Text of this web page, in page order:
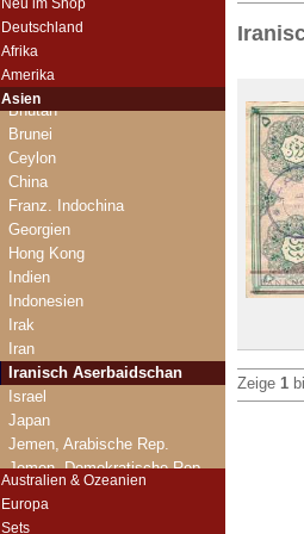
Deutschland
Afrika
Amerika
Asien
Bangladesch
Bhutan
Brunei
Ceylon
China
Franz. Indochina
Georgien
Hong Kong
Indien
Indonesien
Irak
Iran
Iranisch Aserbaidschan
Israel
Japan
Jemen, Arabische Rep.
Jemen, Demokratische Rep.
Kambodscha
Australien & Ozeanien
Europa
Sets
Zeige 1